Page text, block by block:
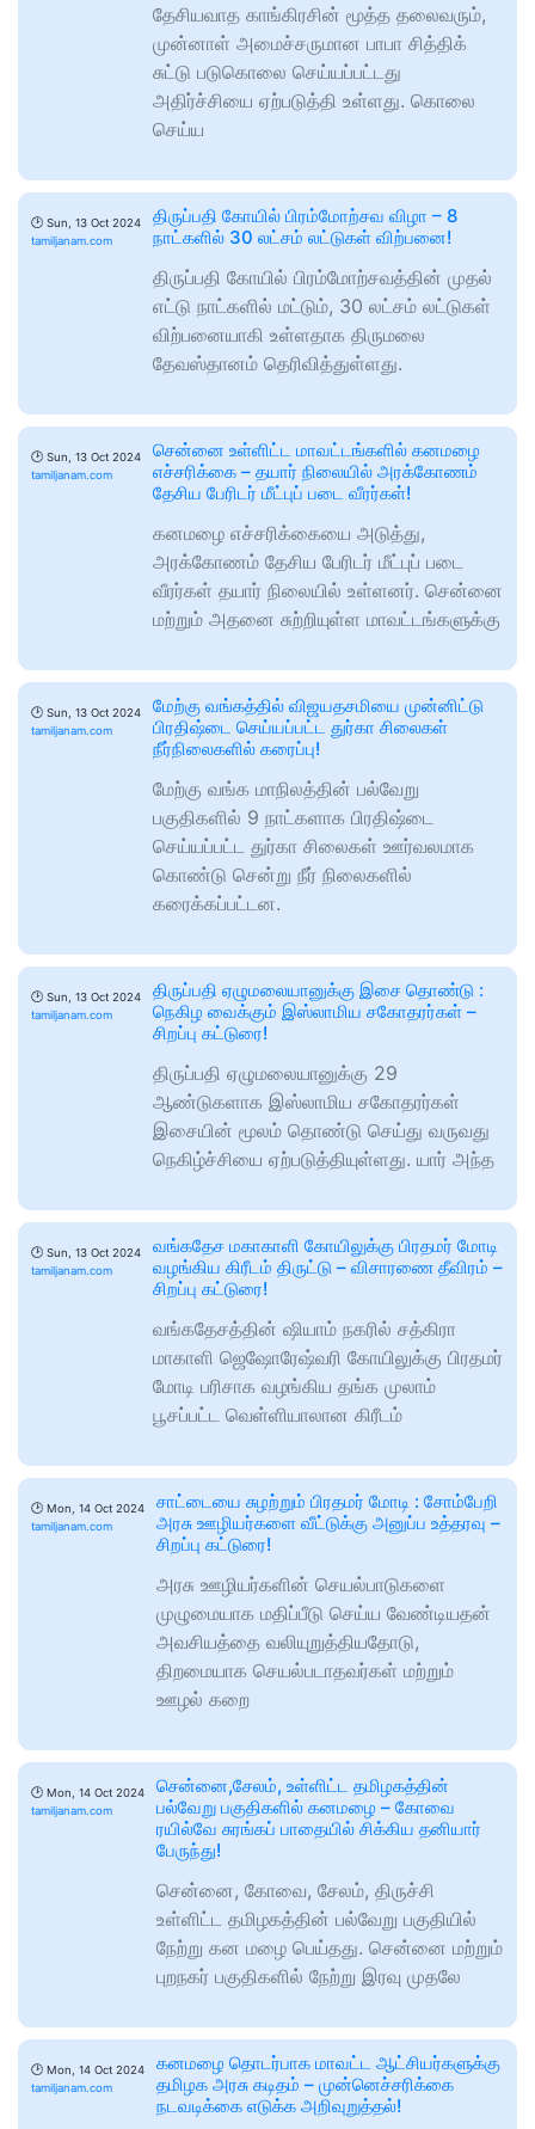
தேசியவாத காங்கிரசின் மூத்த தலைவரும்,
முன்னாள் அமைச்சருமான பாபா சித்திக்
சுட்டு படுகொலை செய்யப்பட்டது
அதிர்ச்சியை ஏற்படுத்தி உள்ளது. கொலை
செய்ய
🕑 Sun, 13 Oct 2024
tamiljanam.com
திருப்பதி கோயில் பிரம்மோற்சவ விழா – 8
நாட்களில் 30 லட்சம் லட்டுகள் விற்பனை!
திருப்பதி கோயில் பிரம்மோற்சவத்தின் முதல்
எட்டு நாட்களில் மட்டும், 30 லட்சம் லட்டுகள்
விற்பனையாகி உள்ளதாக திருமலை
தேவஸ்தானம் தெரிவித்துள்ளது.
🕑 Sun, 13 Oct 2024
tamiljanam.com
சென்னை உள்ளிட்ட மாவட்டங்களில் கனமழை
எச்சரிக்கை – தயார் நிலையில் அரக்கோணம்
தேசிய பேரிடர் மீட்புப் படை வீரர்கள்!
கனமழை எச்சரிக்கையை அடுத்து,
அரக்கோணம் தேசிய பேரிடர் மீட்புப் படை
வீரர்கள் தயார் நிலையில் உள்ளனர். சென்னை
மற்றும் அதனை சுற்றியுள்ள மாவட்டங்களுக்கு
🕑 Sun, 13 Oct 2024
tamiljanam.com
மேற்கு வங்கத்தில் விஜயதசமியை முன்னிட்டு
பிரதிஷ்டை செய்யப்பட்ட துர்கா சிலைகள்
நீர்நிலைகளில் கரைப்பு!
மேற்கு வங்க மாநிலத்தின் பல்வேறு
பகுதிகளில் 9 நாட்களாக பிரதிஷ்டை
செய்யப்பட்ட துர்கா சிலைகள் ஊர்வலமாக
கொண்டு சென்று நீர் நிலைகளில்
கரைக்கப்பட்டன.
🕑 Sun, 13 Oct 2024
tamiljanam.com
திருப்பதி ஏழுமலையானுக்கு இசை தொண்டு :
நெகிழ வைக்கும் இஸ்லாமிய சகோதரர்கள் –
சிறப்பு கட்டுரை!
திருப்பதி ஏழுமலையானுக்கு 29
ஆண்டுகளாக இஸ்லாமிய சகோதரர்கள்
இசையின் மூலம் தொண்டு செய்து வருவது
நெகிழ்ச்சியை ஏற்படுத்தியுள்ளது. யார் அந்த
🕑 Sun, 13 Oct 2024
tamiljanam.com
வங்கதேச மகாகாளி கோயிலுக்கு பிரதமர் மோடி
வழங்கிய கிரீடம் திருட்டு – விசாரணை தீவிரம் –
சிறப்பு கட்டுரை!
வங்கதேசத்தின் ஷியாம் நகரில் சத்கிரா
மாகாளி ஜெஷோரேஷ்வரி கோயிலுக்கு பிரதமர்
மோடி பரிசாக வழங்கிய தங்க முலாம்
பூசப்பட்ட வெள்ளியாலான கிரீடம்
🕑 Mon, 14 Oct 2024
tamiljanam.com
சாட்டையை சுழற்றும் பிரதமர் மோடி : சோம்பேறி
அரசு ஊழியர்களை வீட்டுக்கு அனுப்ப உத்தரவு –
சிறப்பு கட்டுரை!
அரசு ஊழியர்களின் செயல்பாடுகளை
முழுமையாக மதிப்பீடு செய்ய வேண்டியதன்
அவசியத்தை வலியுறுத்தியதோடு,
திறமையாக செயல்படாதவர்கள் மற்றும்
ஊழல் கறை
🕑 Mon, 14 Oct 2024
tamiljanam.com
சென்னை,சேலம், உள்ளிட்ட தமிழகத்தின்
பல்வேறு பகுதிகளில் கனமழை – கோவை
ரயில்வே சுரங்கப் பாதையில் சிக்கிய தனியார்
பேருந்து!
சென்னை, கோவை, சேலம், திருச்சி
உள்ளிட்ட தமிழகத்தின் பல்வேறு பகுதியில்
நேற்று கன மழை பெய்தது. சென்னை மற்றும்
புறநகர் பகுதிகளில் நேற்று இரவு முதலே
🕑 Mon, 14 Oct 2024
tamiljanam.com
கனமழை தொடர்பாக மாவட்ட ஆட்சியர்களுக்கு
தமிழக அரசு கடிதம் – முன்னெச்சரிக்கை
நடவடிக்கை எடுக்க அறிவுறுத்தல்!